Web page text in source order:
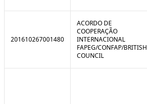
201610267001480
ACORDO DE
COOPERAÇÃO
INTERNACIONAL
FAPEG/CONFAP/BRITISH
COUNCIL